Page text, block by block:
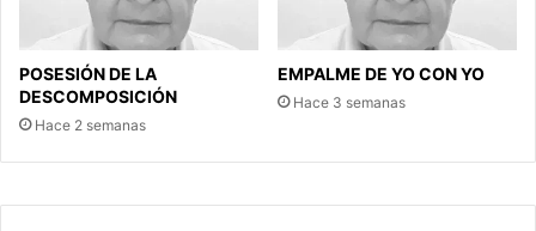
POSESIÓN DE LA
DESCOMPOSICIÓN
Hace 2 semanas
EMPALME DE YO CON YO
Hace 3 semanas